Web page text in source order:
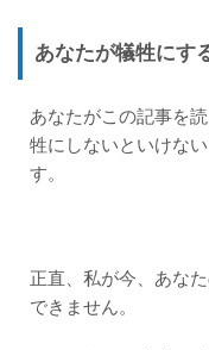
あなたが犠牲にす
あなたがこの記事を
牲にしないといけな
す。
正直、私が今、あな
できません。